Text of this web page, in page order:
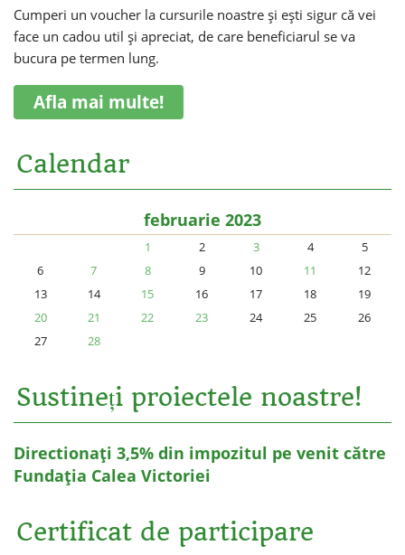
Cumperi un voucher la cursurile noastre și ești sigur că vei
face un cadou util și apreciat, de care beneficiarul se va
bucura pe termen lung.
Afla mai multe!
Calendar
februarie 2023
1 2 3 4
5
6
7 8 9 10 11
12
13
14 15 16 17 18
19
20
21 22 23 24 25
26
27
28
Sustineți proiectele noastre!
Directionați 3,5% din impozitul pe venit către
Fundația Calea Victoriei
Certificat de participare